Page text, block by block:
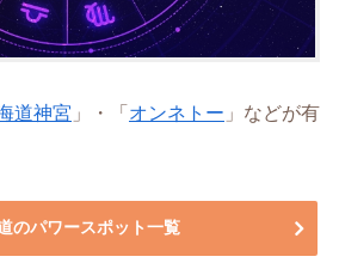
道神宮 」・「 オンネトー 」などが有
のパワースポット一覧